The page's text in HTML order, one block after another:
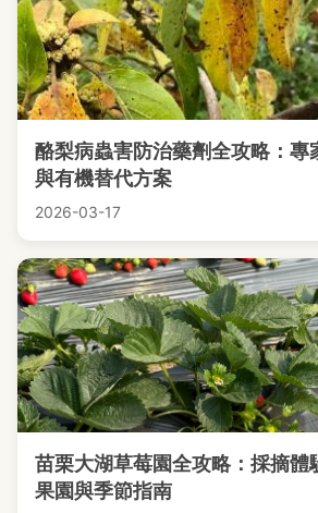
酪梨病蟲害防治藥劑全攻略：專
與有機替代方案
2026-03-17
苗栗大湖草莓園全攻略：採摘體
果園與季節指南